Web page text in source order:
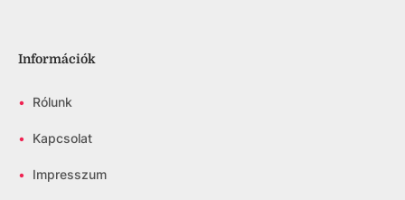
Információk
• Rólunk
• Kapcsolat
• Impresszum